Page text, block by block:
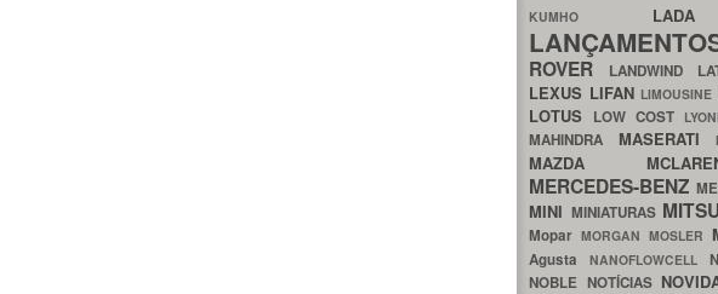
KUMHO
ROVER
LANDWIND
LEXUS LIFAN LIMOUSINE
LOTUS LOW COST
MAHINDRA MASERATI
MAZDA
MERCEDES-BENZ
MINI MINIATURAS
Mopar MORGAN MOSLER
Agusta NANOFLOWCELL
NOBLE NOTÍCIAS